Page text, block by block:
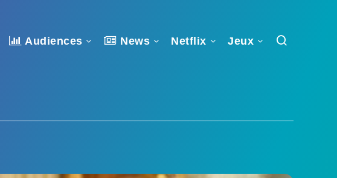
Audiences News Netflix Jeux